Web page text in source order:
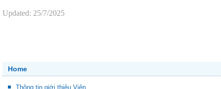
Updated: 25/7/2025
Home
Thông tin giới thiệu Viện